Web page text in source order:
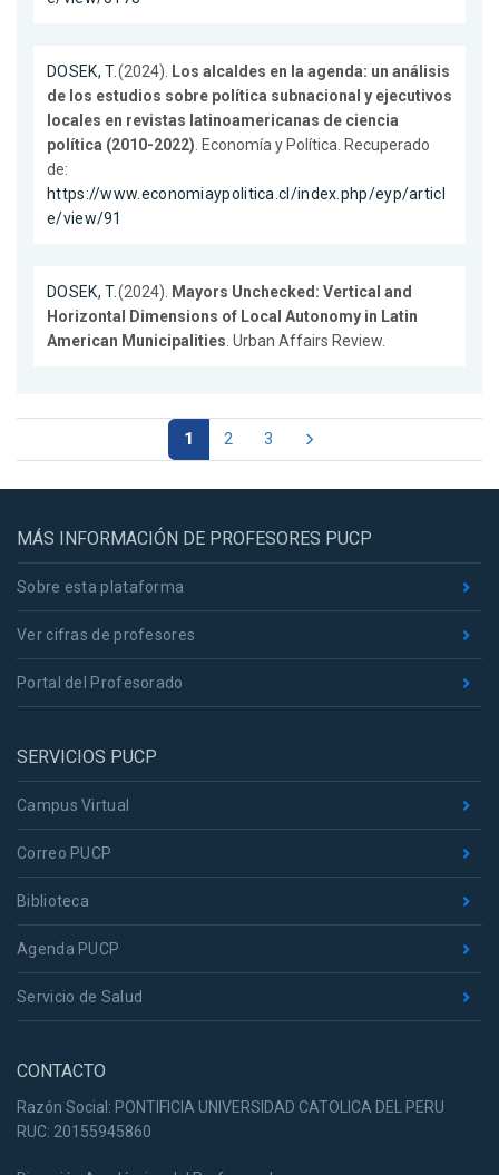
DOSEK, T.(2024). Los alcaldes en la agenda: un análisis
de los estudios sobre política subnacional y ejecutivos
locales en revistas latinoamericanas de ciencia
política (2010-2022). Economía y Política. Recuperado
de:
https://www.economiaypolitica.cl/index.php/eyp/articl
e/view/91
DOSEK, T.(2024). Mayors Unchecked: Vertical and
Horizontal Dimensions of Local Autonomy in Latin
American Municipalities. Urban Affairs Review.
1 2 3
MÁS INFORMACIÓN DE PROFESORES PUCP
Sobre esta plataforma
Ver cifras de profesores
Portal del Profesorado
SERVICIOS PUCP
Campus Virtual
Correo PUCP
Biblioteca
Agenda PUCP
Servicio de Salud
CONTACTO
Razón Social: PONTIFICIA UNIVERSIDAD CATOLICA DEL PERU
RUC: 20155945860